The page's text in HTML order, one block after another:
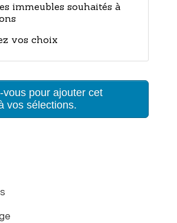
immeubles souhaités à
vos choix
vous pour ajouter cet
vos sélections.